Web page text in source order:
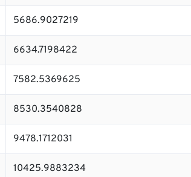
5686.9027219
6634.7198422
7582.5369625
8530.3540828
9478.1712031
10425.9883234